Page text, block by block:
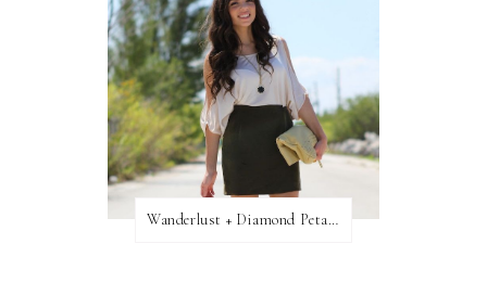
Wanderlust + Diamond Petal Giveaway